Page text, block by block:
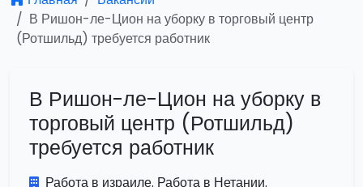
В Ришон-ле-Цион на уборку в торговый центр
(Ротшильд) требуется работник
В Ришон-ле-Цион на уборку в
торговый центр (Ротшильд)
требуется работник
Работа в израиле. Работа в Нетании.